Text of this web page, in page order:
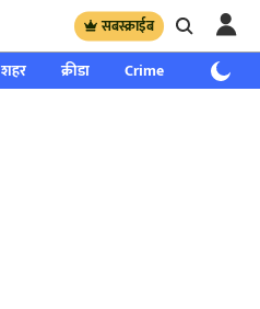
सबस्क्राईब
शहर क्रीडा Crime साप्ताहिक